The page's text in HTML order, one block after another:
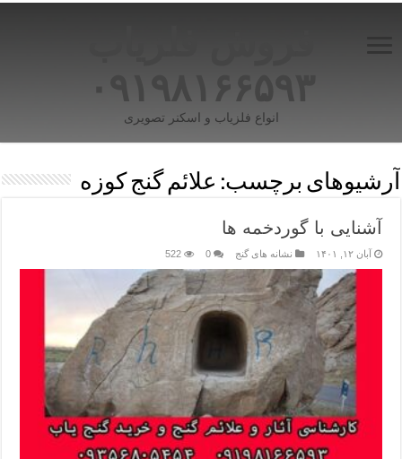
۰۹۱۹۸۱۶۶۵۹۳
انواع فلزیاب و اسکنر تصویری
آرشیوهای برچسب: علائم گنج کوزه
آشنایی با گوردخمه ها
آبان ۱۲, ۱۴۰۱ نشانه های گنج 0
522